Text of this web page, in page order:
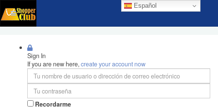
Español
Sign In
If you are new here,create your account now
Recordarme